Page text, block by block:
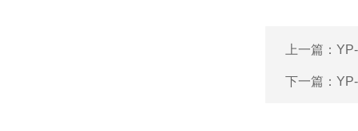
上一篇：
下一篇：